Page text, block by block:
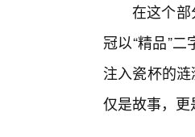
在这个
冠以“精品”
注入瓷杯的
仅是故事，